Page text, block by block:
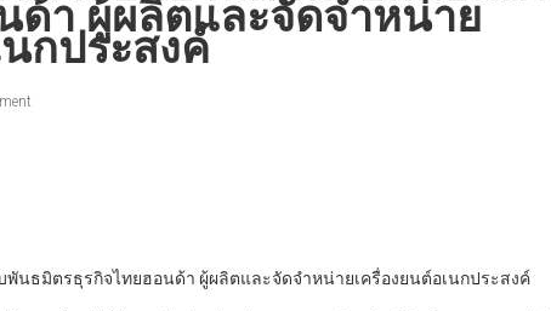
ด้า ผู้ผลิตและจัดจำหน่าย
กประสงค์
พันธมิตรธุรกิจไทยฮอนด้า ผู้ผลิตและจัดจำหน่ายเครื่องยนต์อเนกประสงค์